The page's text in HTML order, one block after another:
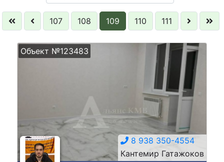
107 108 109 110 111
Объект №123483
8 938 350-4554
Кантемир Гатажоков